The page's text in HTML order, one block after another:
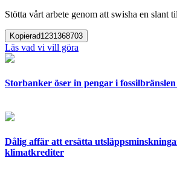
Stötta vårt arbete genom att swisha en slant
Kopierad1231368703
Läs vad vi vill göra
Storbanker öser in pengar i
Dålig affär att ersätta
klimatkrediter